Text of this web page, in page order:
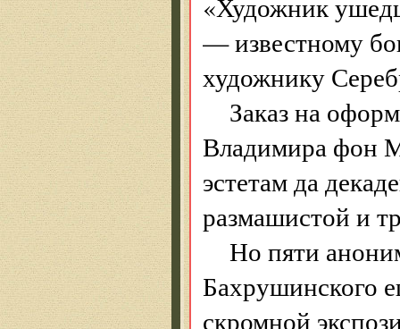
— известному
художнику
Заказ на
Владимира фон
эстетам да
размашистой и
Но пяти
Бахрушинского
скромной